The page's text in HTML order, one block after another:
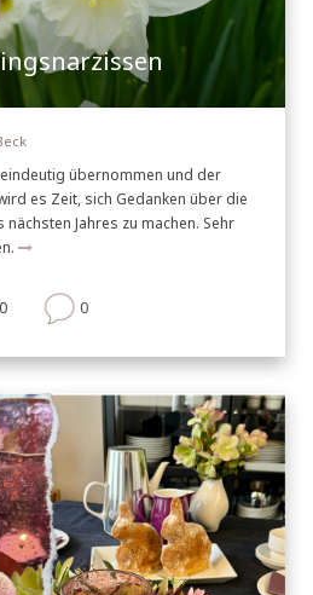
übernommen und der
es Zeit, sich Gedanken über die
Jahres zu machen. Sehr
0 0